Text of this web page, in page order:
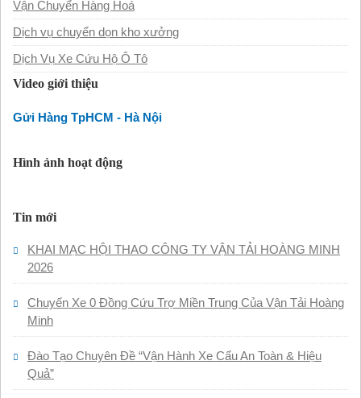
Vận Chuyển Hàng Hoá
Dịch vụ chuyển dọn kho xưởng
Dịch Vụ Xe Cứu Hộ Ô Tô
Video giới thiệu
Gửi Hàng TpHCM - Hà Nội
Hình ảnh hoạt động
Tin mới
KHAI MẠC HỘI THAO CÔNG TY VẬN TẢI HOÀNG MINH
2026
Chuyến Xe 0 Đồng Cứu Trợ Miền Trung Của Vận Tải Hoàng
Minh
Đào Tạo Chuyên Đề “Vận Hành Xe Cẩu An Toàn & Hiệu
Quả”